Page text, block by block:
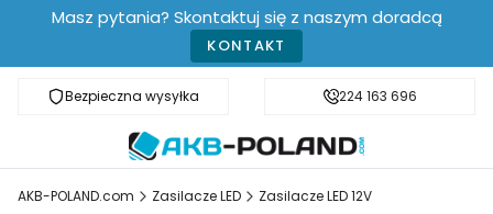
Masz pytania? Skontaktuj się z naszym doradcą
KONTAKT
Bezpieczna wysyłka Darmowa dostawa od 499 zł
224 163 696
AKB-POLAND.com Zasilacze LED Zasilacze LED 12V